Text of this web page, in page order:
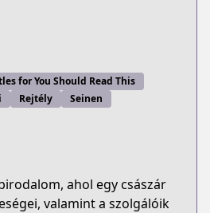
for You Should Read This
Rejtély Seinen
ahol egy császár
valamint a szolgálóik